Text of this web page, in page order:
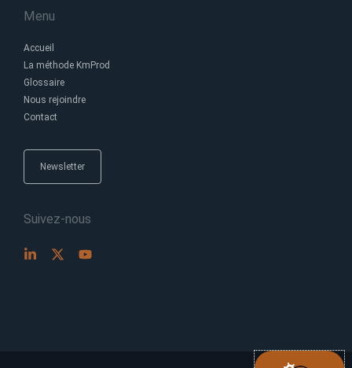
Menu
Accueil
La méthode KmProd
Glossaire
Nous rejoindre
Contact
Newsletter
Suivez-nous